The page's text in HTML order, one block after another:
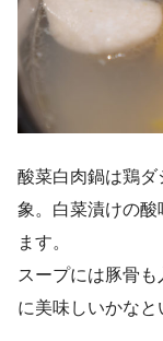
酸菜白肉鍋は鶏
象。白菜漬けの
ます。
スープには豚骨
に美味しいかなと